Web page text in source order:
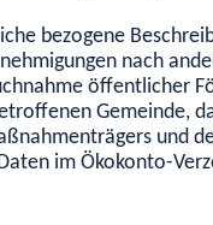
bezogene
nach
öffentlicher
Gemeinde,
und
im Ökokonto-